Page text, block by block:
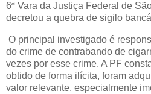
6ª Vara da Justiça Federal de
decretou a quebra de sigilo
O principal investigado é
do crime de contrabando de
vezes por esse crime. A PF
obtido de forma ilícita, foram
valor relevante, especialmente